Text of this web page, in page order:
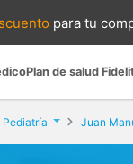
para tu
Plan de salud
Juan